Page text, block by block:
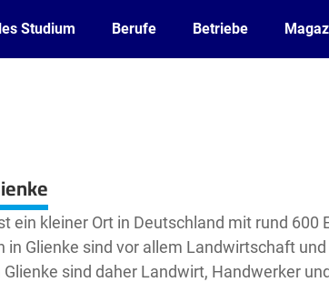
Studium Berufe Betriebe
ein kleiner Ort in Deutschland mit rund 600
in Glienke sind vor allem Landwirtschaft
Glienke sind daher Landwirt, Handwerker